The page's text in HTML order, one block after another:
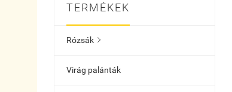
TERMÉKEK
Rózsák 
Virág palánták